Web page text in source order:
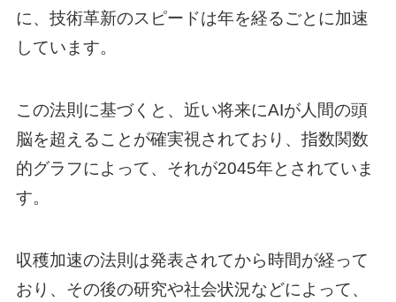
に、技術革新のスピードは年を経るごとに加速
しています。
この法則に基づくと、近い将来にAIが人間の頭
脳を超えることが確実視されており、指数関数
的グラフによって、それが2045年とされていま
す。
収穫加速の法則は発表されてから時間が経って
おり、その後の研究や社会状況などによって、